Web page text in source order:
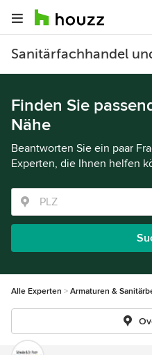
Sanitärfachhandel
Finden Sie
Nähe
Beantworten Sie ein paar
Experten, die Ihnen helfen
Alle Experten Armaturen &